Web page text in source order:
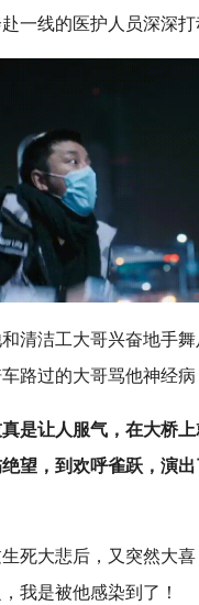
一线的医护人员深深打
清洁工大哥兴奋地手
路过的大哥骂他神经病
是让人服气，在大桥
望，到欢呼雀跃，演
死大悲后，又突然大
我是被他感染到了！